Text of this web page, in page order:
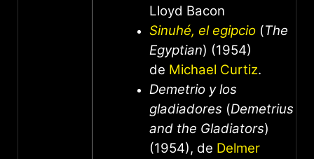
Lloyd Bacon
Sinuhé, el egipcio (The
Egyptian) (1954)
de Michael Curtiz.
Demetrio y los
gladiadores (Demetrius
and the Gladiators)
(1954), de Delmer